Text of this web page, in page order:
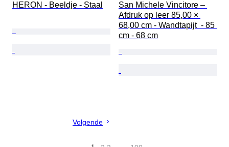
HERON - Beeldje - Staal
San Michele Vincitore –
Afdruk op leer 85,00 ×
68,00 cm - Wandtapijt  - 85
cm - 68 cm
Volgende